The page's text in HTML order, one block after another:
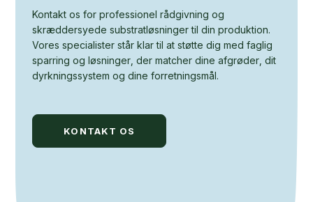
Kontakt os for professionel rådgivning og
skræddersyede substratløsninger til din produktion.
Vores specialister står klar til at støtte dig med faglig
sparring og løsninger, der matcher dine afgrøder, dit
dyrkningssystem og dine forretningsmål.
KONTAKT OS